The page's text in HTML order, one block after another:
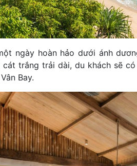
ngày hoàn hảo dưới ánh
cát trắng trải dài, du khách sẽ
Bay.